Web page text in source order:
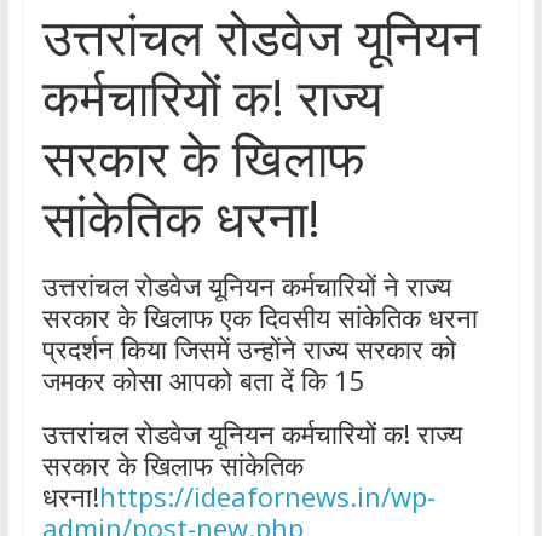
उत्तरांचल रोडवेज यूनियन
कर्मचारियों क! राज्य
सरकार के खिलाफ
सांकेतिक धरना!
उत्तरांचल रोडवेज यूनियन कर्मचारियों ने राज्य
सरकार के खिलाफ एक दिवसीय सांकेतिक धरना
प्रदर्शन किया जिसमें उन्होंने राज्य सरकार को
जमकर कोसा आपको बता दें कि 15
उत्तरांचल रोडवेज यूनियन कर्मचारियों क! राज्य
सरकार के खिलाफ सांकेतिक
धरना!https://ideafornews.in/wp-
admin/post-new.php